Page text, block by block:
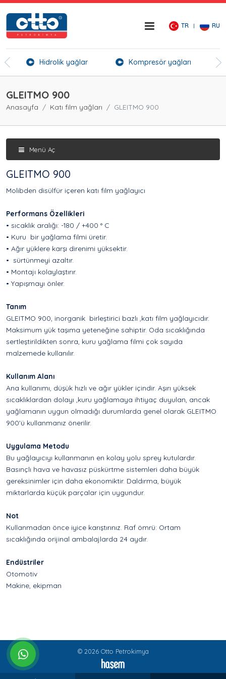
TR RU
Hidrolik yağlar Kompresör yağları
whatsapp
GLEITMO 900
Anasayfa Katı film yağları GLEITMO 900
Menü Aç
GLEITMO 900
Molibden disülfür içeren katı film yağlayıcı
Performans Özellikleri
• sıcaklık aralığı: -180 / +400 ° C
• Kuru bir yağlama filmi üretir.
• Ağır yüklere karşı direnimi yüksektir.
• sürtünmeyi azaltır.
• Montajı kolaylaştırır.
• Yapışmayı önler.
Tanım
GLEITMO 900, inorganik birleştirici bazlı ,katı film yağlayıcıdır.
Maksimum yük taşıma yeteneğine sahiptir. Oda sıcaklığında
sertleştirildikten sonra, kuru yağlama filmi çok sayıda
malzemede kullanılır.
Kullanım Alanı
Ana kullanımı, düşük hızlı ve ağır yükler içindir. Aşırı yüksek
sıcaklıklardan dolayı ,kuru yağlamaya ihtiyaç duyulan, ancak
yağlamanın uygun olmadığı durumlarda genel olarak GLEITMO
900'ü kullanmanız önerilir.
Uygulama Metodu
Bu yağlayıcıyı kullanmanın en kolay yolu sprey kutulardır.
Basınçlı hava ve havasız püskürtme sistemleri daha büyük
gereksinimler için daha ekonomiktir. Daldırma, büyük
miktarlarda küçük parçalar için uygundur.
Not
Kullanmadan önce iyice karıştırınız. Raf ömrü: Ortam
sıcaklığında orijinal ambalajlarda 24 aydır.
Endüstriler
Otomotiv
Makine, ekipman
© 2026 Otto Petrokimya